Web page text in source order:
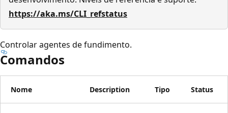
https://aka.ms/CLI_refstatus
Controlar agentes de fundimento.
Comandos
Nome Description Tipo Status